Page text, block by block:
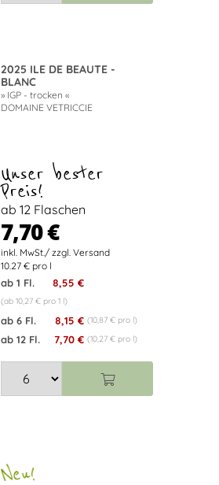
2025 ILE DE BEAUTE -
BLANC
» IGP - trocken «
DOMAINE VETRICCIE
Unser bester
Preis!
ab 12 Flaschen
7,70 €
10.27 € pro l
ab 1 Fl. 8,55 €
(ab 10,27 € pro 1 l)
ab 6 Fl. 8,15 € (10,87 € pro l)
ab 12 Fl. 7,70 € (10,27 € pro l)